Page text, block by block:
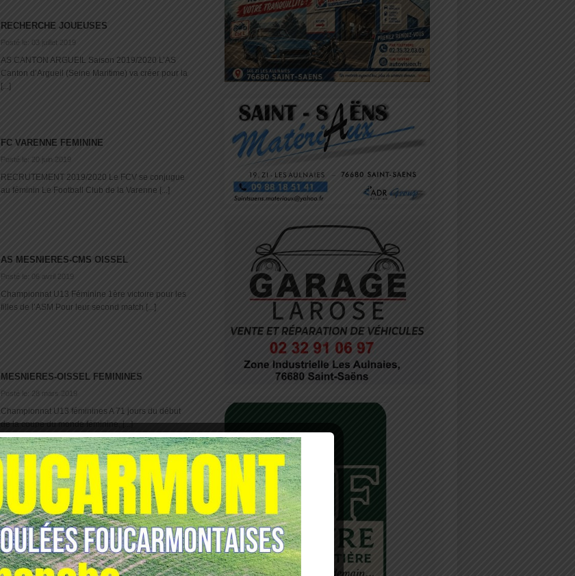
RECHERCHE JOUEUSES
Posté le: 03 juillet 2019
AS CANTON ARGUEIL Saison 2019/2020 L’AS
Canton d’Argueil (Seine Maritime) va créer pour la
[...]
FC VARENNE FEMININE
Posté le: 20 juin 2019
RECRUTEMENT 2019/2020 Le FCV se conjugue
au féminin Le Football Club de la Varenne [...]
AS MESNIERES-CMS OISSEL
Posté le: 06 avril 2019
Championnat U13 Féminine 1ère victoire pour les
filles de l’ASM Pour leur second match [...]
MESNIERES-OISSEL FEMININES
Posté le: 28 mars 2019
Championnat U13 féminines A 71 jours du début
de la coupe du monde féminine, [...]
TOURNOI EB SAINT-SAENS
Posté le: 11 juin 2017
TOURNOI BASKET -15 FEMININES Yerville
remporte le tournoi Samedi 10 juin 2017, le Eawy
[...]